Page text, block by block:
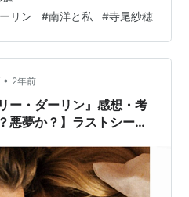
。アマプラでイム・スルレ
の18日間」を観る。2007
23名がタリバンに拉致され
国軍の撤退と収監中の仲間
府から…
リン #南洋と私 #寺尾紗穂
• 2年前
ー・ダーリン』感想・考
悪夢か？】ラストシーン